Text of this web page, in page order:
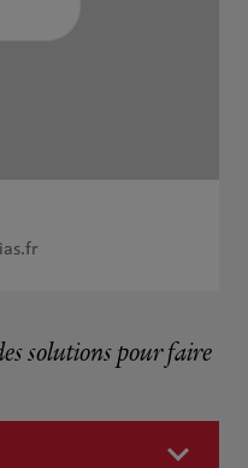
solutions pour faire